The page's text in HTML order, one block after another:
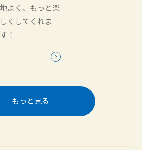
地よく、もっと楽
しくしてくれま
す！
もっと見る